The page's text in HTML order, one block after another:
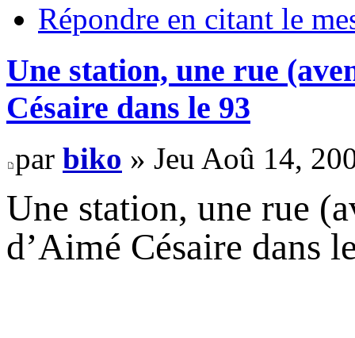
Répondre en citant le
Une station, une rue
Césaire dans le 93
par biko » Jeu Aoû 14,
Une station, une rue
d’Aimé Césaire dans